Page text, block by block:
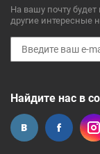
На вашу почту
другие интересные
Найдите нас в